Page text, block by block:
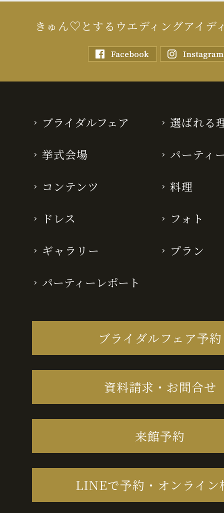
きゅん♡とするウエディングアイデ
ブライダルフェア 選ばれる
挙式会場 パーティ
コンテンツ 料理
ドレス フォト
ギャラリー プラン
パーティーレポート
ブライダルフェア予約
資料請求・お問合せ
来館予約
LINEで予約・オンライン